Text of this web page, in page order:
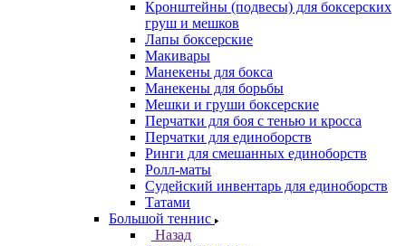
Кронштейны (подвесы) для боксерских
груш и мешков
Лапы боксерские
Макивары
Манекены для бокса
Манекены для борьбы
Мешки и груши боксерские
Перчатки для боя с тенью и кросса
Перчатки для единоборств
Ринги для смешанных единоборств
Ролл-маты
Судейский инвентарь для единоборств
Татами
Большой теннис
Назад